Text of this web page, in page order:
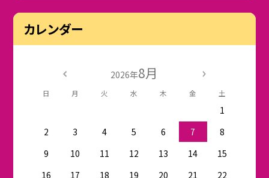
カレンダー
2026年8月
日 月 火 水 木 金 土
1
2
3 4 5 6 7
8
9
10 11 12 13 14
15
16
17 18 19 20 21
22